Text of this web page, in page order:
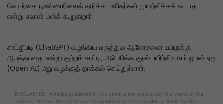
செயற்கை நுண்ணறிவைத் தடுக்க மனிதர்கள் முயற்சிக்கக் கூடாது
என்று எலான் மஸ்க் கூறுகிறார்
சாட்ஜிபிடி (ChatGPT) வழங்கிய மருத்துவ ஆலோசனை உயிருக்கு
ஆபத்தானது என்று குற்றம் சாட்டி, அமெரிக்க குரல் பயிற்சியாளர் ஓபன் ஏஐ
(Open AI) மீது வழக்குத் தாக்கல் செய்துள்ளார்.
DISCLAIMER : Articles published in this website are exclusively the views of the
authors. Neither the editor nor the publisher are responsible or liable for the